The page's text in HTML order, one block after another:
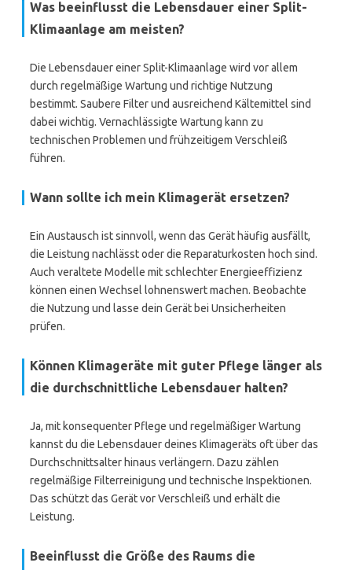
Was beeinflusst die Lebensdauer einer Split-
Klimaanlage am meisten?
Die Lebensdauer einer Split-Klimaanlage wird vor allem
durch regelmäßige Wartung und richtige Nutzung
bestimmt. Saubere Filter und ausreichend Kältemittel sind
dabei wichtig. Vernachlässigte Wartung kann zu
technischen Problemen und frühzeitigem Verschleiß
führen.
Wann sollte ich mein Klimagerät ersetzen?
Ein Austausch ist sinnvoll, wenn das Gerät häufig ausfällt,
die Leistung nachlässt oder die Reparaturkosten hoch sind.
Auch veraltete Modelle mit schlechter Energieeffizienz
können einen Wechsel lohnenswert machen. Beobachte
die Nutzung und lasse dein Gerät bei Unsicherheiten
prüfen.
Können Klimageräte mit guter Pflege länger als
die durchschnittliche Lebensdauer halten?
Ja, mit konsequenter Pflege und regelmäßiger Wartung
kannst du die Lebensdauer deines Klimageräts oft über das
Durchschnittsalter hinaus verlängern. Dazu zählen
regelmäßige Filterreinigung und technische Inspektionen.
Das schützt das Gerät vor Verschleiß und erhält die
Leistung.
Beeinflusst die Größe des Raums die